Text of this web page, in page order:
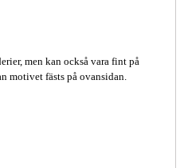
men kan också vara fint på
motivet fästs på ovansidan.